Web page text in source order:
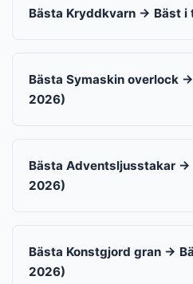
Bästa Kryddkvarn → Bäst
Bästa Symaskin overlock
2026)
Bästa Adventsljusstakar
2026)
Bästa Konstgjord gran →
2026)